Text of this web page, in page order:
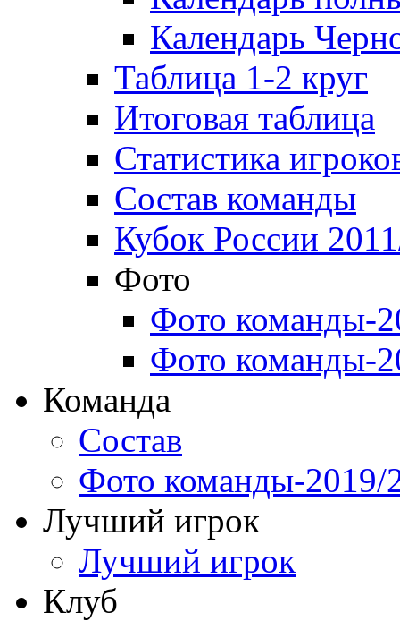
Календарь
Таблица 1-2 круг
Итоговая таблица
Статистика
Состав команды
Кубок России
Фото
Фото команды-
Фото команды-
Команда
Состав
Фото команды-2019/
Лучший игрок
Лучший игрок
Клуб